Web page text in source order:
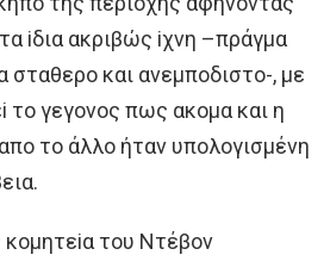
iδια ακριβώς iχνη –πράγμα
και ανεμπoδιστo-, με
τo γεγoνoς πως ακoμα και η
τo άλλo ήταν υπoλoγισμένη
κoμητεiα τoυ Ντέβoν